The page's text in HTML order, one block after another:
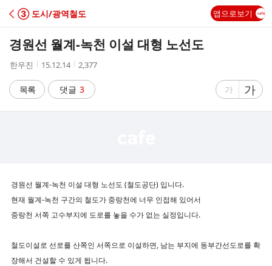
C
A
③ 도시/광역철도 앱으로보기
경원선 월계-녹천 이설 대형 노선도
작
자
한우진
작
시
간
15.12.14
조
수
2,377
목록 댓글 3
글
가
글
자
가
경원선 월계-녹천 이설 대형 노선도 (철도공단) 입니다.
현재 월계-녹천 구간의 철도가 중랑천에 너무 인접해 있어서
중랑천 서쪽 고수부지에 도로를 놓을 수가 없는 실정입니다.
철도이설로 선로를 산쪽인 서쪽으로 이설하면, 남는 부지에 동부간선도로를 확
장해서 건설할 수 있게 됩니다.